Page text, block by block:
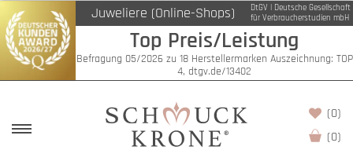
Juweliere (Online-Shops)
DtGV | Deutsche Gesellschaft
für Verbraucherstudien mbH
Top Preis/Leistung
Befragung 05/2026 zu 18 Herstellermarken Auszeichnung: TOP
4, dtgv.de/13402
(0)
(0)